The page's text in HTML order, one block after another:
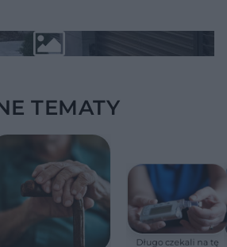
TEMATY
Długo czekali na tę